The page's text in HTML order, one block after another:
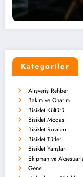
Kategoriler
Alışveriş Rehberi
Bakım ve Onarım
Bisiklet Kültürü
Bisiklet Modası
Bisiklet Rotaları
Bisiklet Türleri
Bisiklet Yarışları
Ekipman ve
Genel